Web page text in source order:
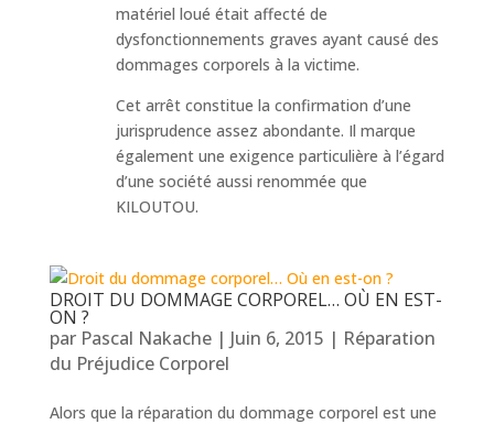
matériel loué était affecté de
dysfonctionnements graves ayant causé des
dommages corporels à la victime.
Cet arrêt constitue la confirmation d’une
jurisprudence assez abondante. Il marque
également une exigence particulière à l’égard
d’une société aussi renommée que
KILOUTOU.
DROIT DU DOMMAGE CORPOREL… OÙ EN EST-
ON ?
par Pascal Nakache| Juin 6, 2015 | Réparation
du Préjudice Corporel
Alors que la réparation du dommage corporel est une